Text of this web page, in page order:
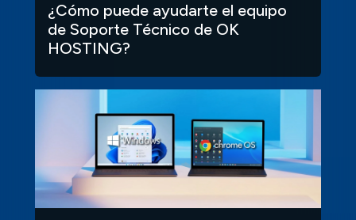
¿Cómo puede ayudarte el equipo
de Soporte Técnico de OK
HOSTING?